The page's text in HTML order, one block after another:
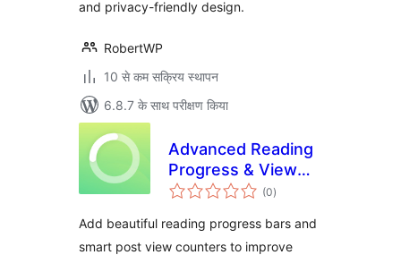
and privacy-friendly design.
RobertWP
10 से कम सक्रिय स्थापन
6.8.7 के साथ परीक्षण किया
Advanced Reading
Progress & View
Counter
(0कुल
दर)
Add beautiful reading progress bars and
smart post view counters to improve